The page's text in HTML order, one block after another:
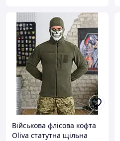
Військова флісова кофта
Oliva статутна щільна